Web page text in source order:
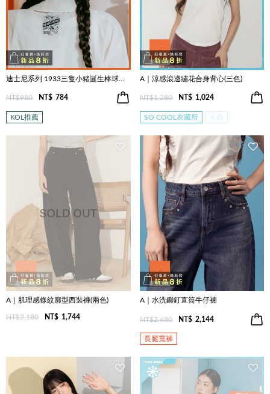
迪士尼系列 1933三隻小豬誕生棒球帽(兩色)
NT$980 NT$ 784
KOL推薦
A｜涼感滾邊繡花合身背心(三色)
NT$1,280 NT$ 1,024
SO COOL衣藏所 天絲
A｜肌理感條紋廓型西裝褲(兩色)
NT$2,180 NT$ 1,744
A｜水洗鉚釘直筒牛仔褲
NT$2,680 NT$ 2,144
長腿寬褲